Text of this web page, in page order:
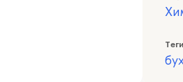
Теги